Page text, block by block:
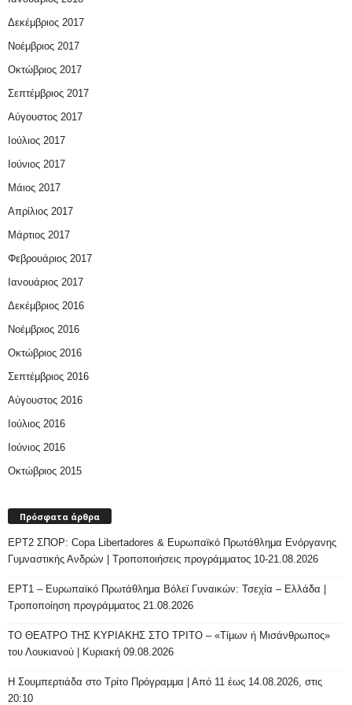
Δεκέμβριος 2017
Νοέμβριος 2017
Οκτώβριος 2017
Σεπτέμβριος 2017
Αύγουστος 2017
Ιούλιος 2017
Ιούνιος 2017
Μάιος 2017
Απρίλιος 2017
Μάρτιος 2017
Φεβρουάριος 2017
Ιανουάριος 2017
Δεκέμβριος 2016
Νοέμβριος 2016
Οκτώβριος 2016
Σεπτέμβριος 2016
Αύγουστος 2016
Ιούλιος 2016
Ιούνιος 2016
Οκτώβριος 2015
Πρόσφατα άρθρα
ΕΡΤ2 ΣΠΟΡ: Copa Libertadores & Ευρωπαϊκό Πρωτάθλημα Ενόργανης
Γυμναστικής Ανδρών | Τροποποιήσεις προγράμματος 10-21.08.2026
ΕΡΤ1 – Ευρωπαϊκό Πρωτάθλημα Βόλεϊ Γυναικών: Τσεχία – Ελλάδα |
Τροποποίηση προγράμματος 21.08.2026
ΤΟ ΘΕΑΤΡΟ ΤΗΣ ΚΥΡΙΑΚΗΣ ΣΤΟ ΤΡΙΤΟ – «Τίμων ή Μισάνθρωπος»
του Λουκιανού | Κυριακή 09.08.2026
H Σουμπερτιάδα στο Τρίτο Πρόγραμμα | Από 11 έως 14.08.2026, στις
20:10